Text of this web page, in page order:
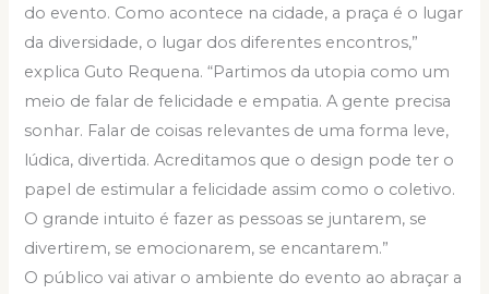
do evento. Como acontece na cidade, a praça é o lugar
da diversidade, o lugar dos diferentes encontros,”
explica Guto Requena. “Partimos da utopia como um
meio de falar de felicidade e empatia. A gente precisa
sonhar. Falar de coisas relevantes de uma forma leve,
lúdica, divertida. Acreditamos que o design pode ter o
papel de estimular a felicidade assim como o coletivo.
O grande intuito é fazer as pessoas se juntarem, se
divertirem, se emocionarem, se encantarem.”
O público vai ativar o ambiente do evento ao abraçar a